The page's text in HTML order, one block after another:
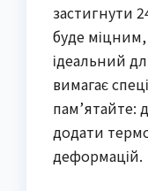
застигнути
буде
ідеальний
вимагає
пам’ятайте:
додати
деформацій.